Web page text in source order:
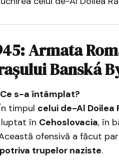
Armata
Banská
Ce s-a întâmplat?
timpul celui de-Al Doilea
luptat în Cehoslovacia, în
ofensivă a făcut
trupelor naziste.